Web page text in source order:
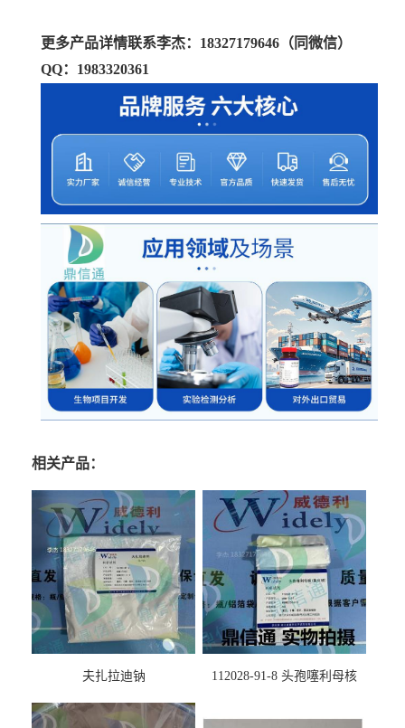
更多产品详情联系李杰：18327179646（同微信）
QQ：1983320361
相关产品：
夫扎拉迪钠
112028-91-8 头孢噻利母核